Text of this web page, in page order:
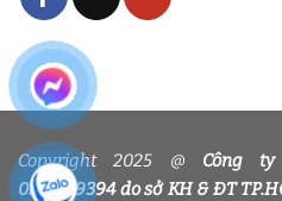
Copyright 2025 @ Công ty
0318339394 do sở KH & ĐT